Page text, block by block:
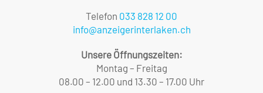
Telefon 033 828 12 00
info@anzeigerinterlaken.ch
Unsere Öffnungszeiten:
Montag – Freitag
08.00 – 12.00 und 13.30 – 17.00 Uhr